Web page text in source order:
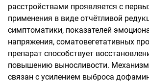
расстройствами проявляется с
применения в виде отчётливой
симптоматики, показателей
напряжения, соматовегетативных
препарат способствует
повышению выносливости. Механизм
связан с усилением выброса